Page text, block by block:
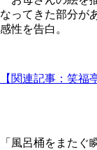
なってきた部分が
感性を告白。
【関連記事：笑
「風呂桶をまたぐ